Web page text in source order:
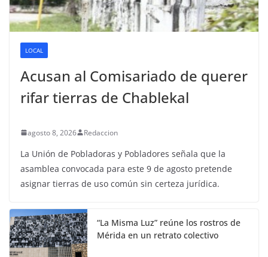
LOCAL
Acusan al Comisariado de querer
rifar tierras de Chablekal
agosto 8, 2026 Redaccion
La Unión de Pobladoras y Pobladores señala que la
asamblea convocada para este 9 de agosto pretende
asignar tierras de uso común sin certeza jurídica.
“La Misma Luz” reúne los rostros de
Mérida en un retrato colectivo